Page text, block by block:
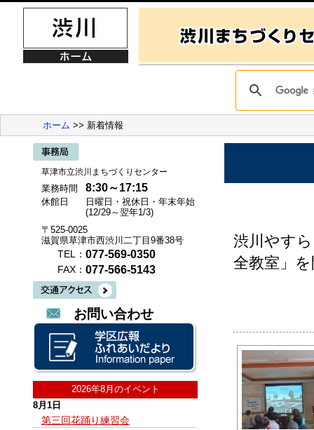
ホーム >> 新着情報
草津市立渋川まちづくりセンター
業務時間 8:30～17:15
休館日
日曜日・祝休日・年末年始
(12/29～翌年1/3)
〒525-0025
滋賀県草津市西渋川二丁目9番38号
TEL： 077-569-0350
FAX： 077-566-5143
お問い合わせ
2026年8月のイベント
8月1日
第三回花踊り練習会
渋川やす
全教室」